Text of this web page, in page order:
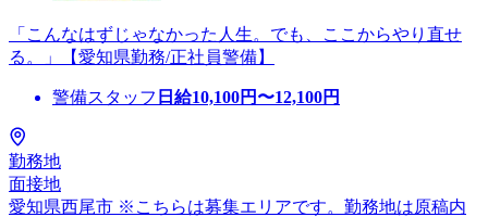
「こんなはずじゃなかった人生。でも、ここからやり直せ
る。」【愛知県勤務/正社員警備】
警備スタッフ 日給10,100円〜12,100円
勤務地
面接地
愛知県西尾市 ※こちらは募集エリアです。勤務地は原稿内